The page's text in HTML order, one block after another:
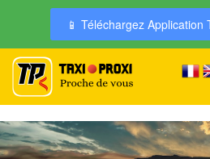
📱 Téléchargez Application